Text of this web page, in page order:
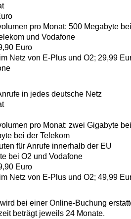
pro Monat: 500 Megabyte
und Vodafone
Euro
Netz von E-Plus und O2; 29,99
in jedes deutsche Netz
pro Monat: zwei Gigabyte
bei der Telekom
für Anrufe innerhalb der EU
bei O2 und Vodafone
Euro
Netz von E-Plus und O2; 49,99
bei einer Online-Buchung
beträgt jeweils 24 Monate.